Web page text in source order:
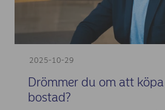
2025-10-29
Drömmer du om att köpa
bostad?